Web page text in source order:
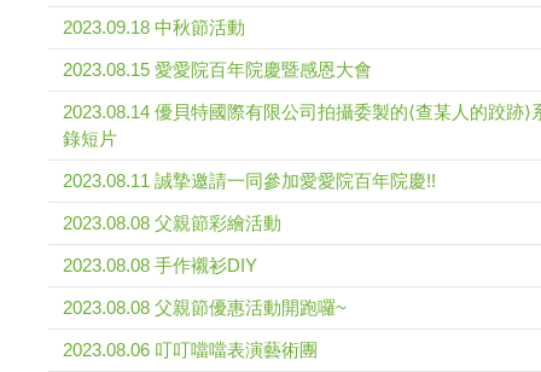
2023.09.18 中秋節活動
2023.08.15 愛愛院百年院慶暨感恩大會
2023.08.14 優貝特國際有限公司拍攝委製的⟨查某人的跤跡⟩
錄短片
2023.08.11 誠摯邀請一同參加愛愛院百年院慶!!
2023.08.08 父親節彩繪活動
2023.08.08 手作襯衫DIY
2023.08.08 父親節優惠活動開跑囉~
2023.08.06 叮叮噹噹表演藝術團